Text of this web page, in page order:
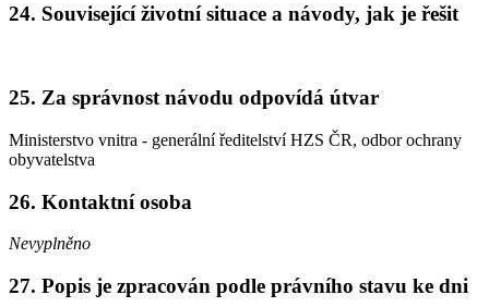
24. Související životní situace a návody, jak je řešit
25. Za správnost návodu odpovídá útvar
Ministerstvo vnitra - generální ředitelství HZS ČR, odbor ochrany
obyvatelstva
26. Kontaktní osoba
Nevyplněno
27. Popis je zpracován podle právního stavu ke dni